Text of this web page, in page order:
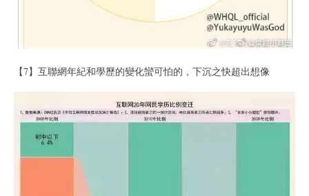
【7】互聯網年紀和學歷的變化蠻可怕的，下沉之快超出想像